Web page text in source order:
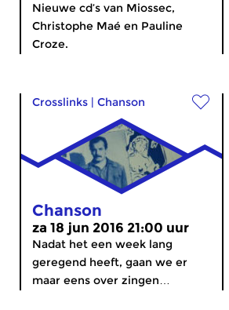
Nieuwe cd’s van Miossec,
Christophe Maé en Pauline
Croze.
Crosslinks | Chanson
Chanson
za 18 jun 2016 21:00 uur
Nadat het een week lang
geregend heeft, gaan we er
maar eens over zingen…